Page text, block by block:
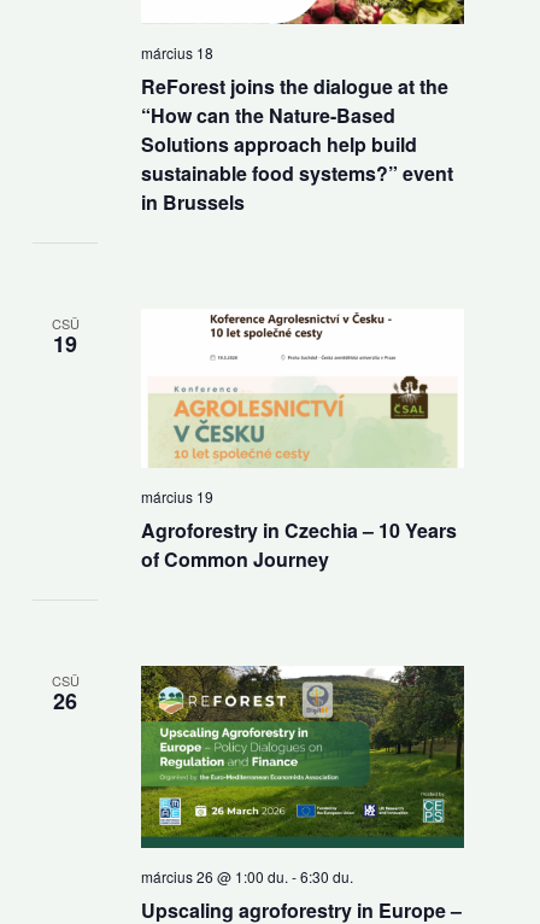
ReForest joins the dialogue at the
“How can the Nature-Based
Solutions approach help build
sustainable food systems?” event
in Brussels
március 18
CSÜ
19
Agroforestry in Czechia – 10 Years
of Common Journey
március 19
CSÜ
26
Upscaling agroforestry in Europe –
március 26 @ 1:00 du. -6:30 du.